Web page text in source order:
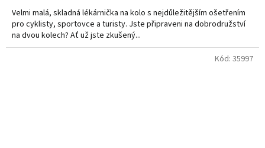
Velmi malá, skladná lékárnička na kolo s nejdůležitějším ošetřením
pro cyklisty, sportovce a turisty. Jste připraveni na dobrodružství
na dvou kolech? Ať už jste zkušený...
Kód: 35997